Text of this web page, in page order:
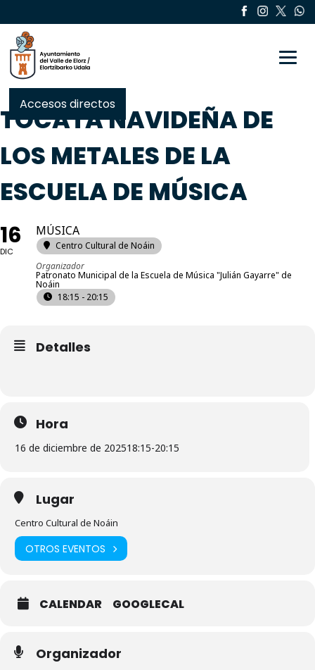
Accesos directos
TOCATA NAVIDEÑA DE
LOS METALES DE LA
ESCUELA DE MÚSICA
16
DIC
MÚSICA
Centro Cultural de Noáin
Organizador
Patronato Municipal de la Escuela de Música "Julián Gayarre" de
Noáin
18:15 - 20:15
Detalles
Hora
16 de diciembre de 202518:15-20:15
Lugar
Centro Cultural de Noáin
OTROS EVENTOS
CALENDAR GOOGLECAL
Organizador